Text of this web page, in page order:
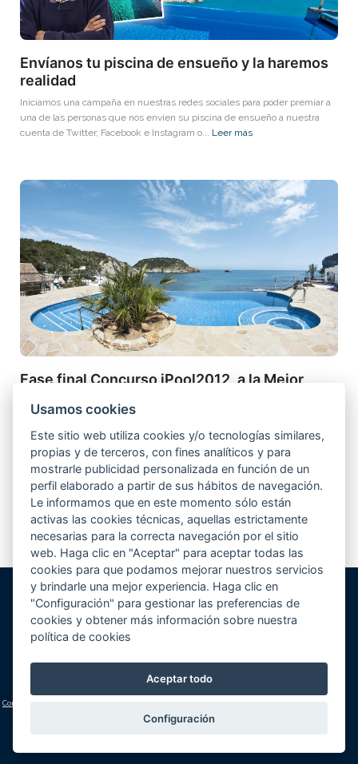
Envíanos tu piscina de ensueño y la haremos
realidad
Iniciamos una campaña en nuestras redes sociales para poder premiar a
una de las personas que nos envíen su piscina de ensueño a nuestra
cuenta de Twitter, Facebook e Instagram o... Leer más
Fase final Concurso iPool2012, a la Mejor
Desde hace unos meses, estamos participando en el concurso que elige
la mejor piscina de europa según la revista Eurospapoolsnews. Se
presentaban hasta un total de 5 piscinas por empresa...Leer más
1 2 3 4 >
Gunitec Pool Spa, s.l.
José Luis Borges, s/n - Apd. 477
03730 Jávea/Xàbia (Alicante)
Teléfono:+34 965 790 546
lucas@gunitec.com
Condiciones generales
Usamos cookies
Este sitio web utiliza cookies y/o tecnologías similares,
propias y de terceros, con fines analíticos y para
mostrarle publicidad personalizada en función de un
perfil elaborado a partir de sus hábitos de navegación.
Le informamos que en este momento sólo están
activas las cookies técnicas, aquellas estrictamente
necesarias para la correcta navegación por el sitio
web. Haga clic en "Aceptar" para aceptar todas las
cookies para que podamos mejorar nuestros servicios
y brindarle una mejor experiencia. Haga clic en
"Configuración" para gestionar las preferencias de
cookies y obtener más información sobre nuestra
política de cookies
Aceptar todo
Configuración